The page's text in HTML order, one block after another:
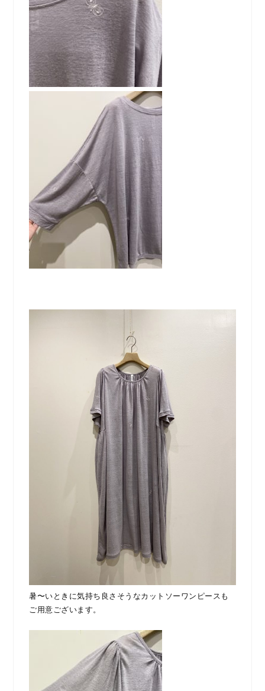
暑〜いときに気持ち良さそうなカットソーワンピースも
ご用意ございます。